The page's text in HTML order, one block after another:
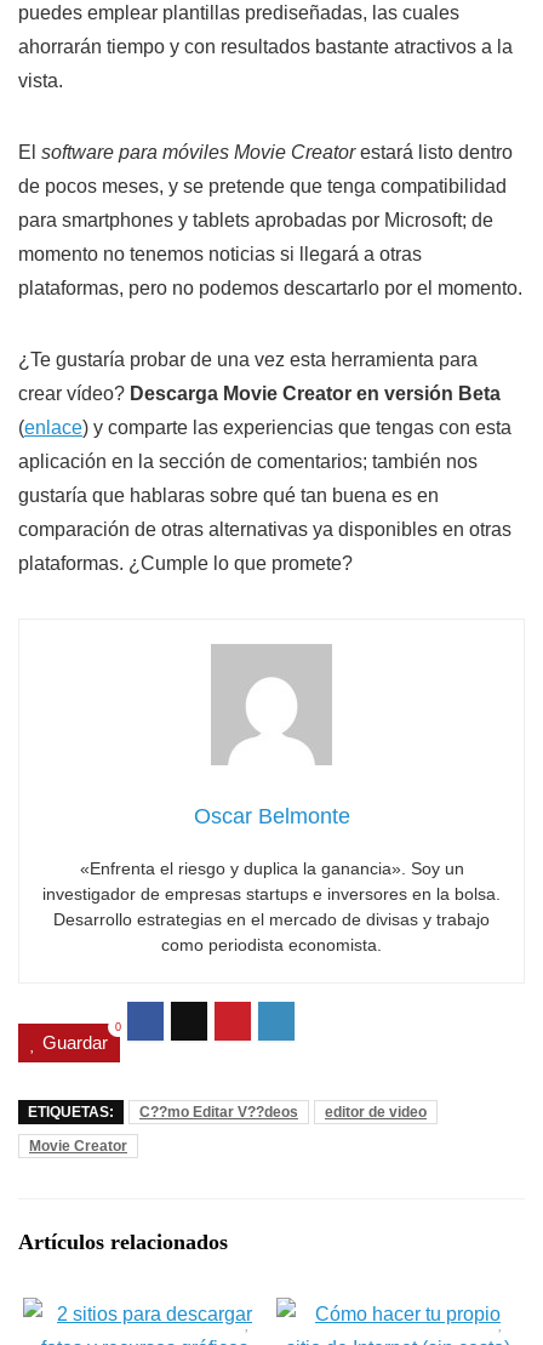
puedes emplear plantillas prediseñadas, las cuales
ahorrarán tiempo y con resultados bastante atractivos a la
vista.
El software para móviles Movie Creatorestará listo dentro
de pocos meses, y se pretende que tenga compatibilidad
para smartphones y tablets aprobadas por Microsoft; de
momento no tenemos noticias si llegará a otras
plataformas, pero no podemos descartarlo por el momento.
¿Te gustaría probar de una vez esta herramienta para
crear vídeo? Descarga Movie Creator en versión Beta
(enlace) y comparte las experiencias que tengas con esta
aplicación en la sección de comentarios; también nos
gustaría que hablaras sobre qué tan buena es en
comparación de otras alternativas ya disponibles en otras
plataformas. ¿Cumple lo que promete?
Oscar Belmonte
«Enfrenta el riesgo y duplica la ganancia». Soy un
investigador de empresas startups e inversores en la bolsa.
Desarrollo estrategias en el mercado de divisas y trabajo
como periodista economista.
Guardar
0
ETIQUETAS: C??mo Editar V??deos
editor de video
Movie Creator
Artículos relacionados